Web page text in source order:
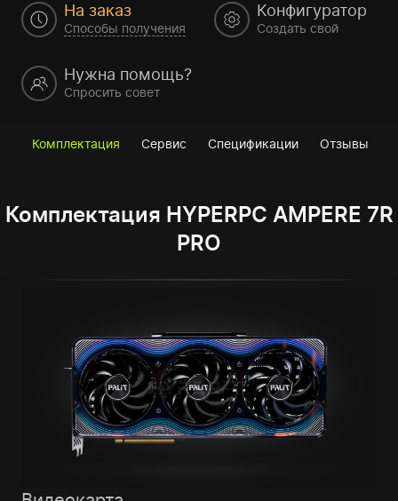
На заказ
Способы получения
Конфигуратор
Создать свой
Нужна помощь?
Спросить совет
Комплектация Сервис Спецификации Отзывы
Комплектация HYPERPC AMPERE 7R
PRO